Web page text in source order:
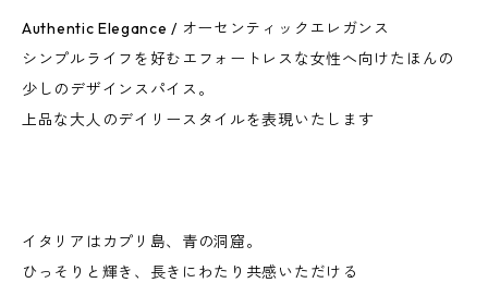
Authentic Elegance / オーセンティックエレガンス
シンプルライフを好むエフォートレスな女性へ向けたほんの
少しのデザインスパイス。
上品な大人のデイリースタイルを表現いたします
イタリアはカプリ島、青の洞窟。
ひっそりと輝き、長きにわたり共感いただける